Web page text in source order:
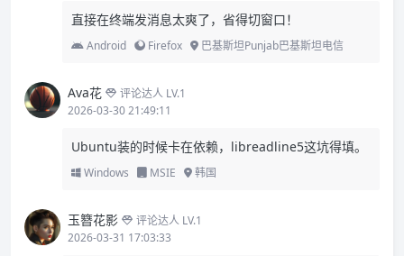
直接在终端发消息太爽了，省得切窗口！
Android Firefox 巴基斯坦Punjab巴基斯坦电信
Ava花
评论达人 LV.1
2026-03-30 21:49:11
Ubuntu装的时候卡在依赖，libreadline5这坑得填。
Windows MSIE 韩国
玉簪花影
评论达人 LV.1
2026-03-31 17:03:33